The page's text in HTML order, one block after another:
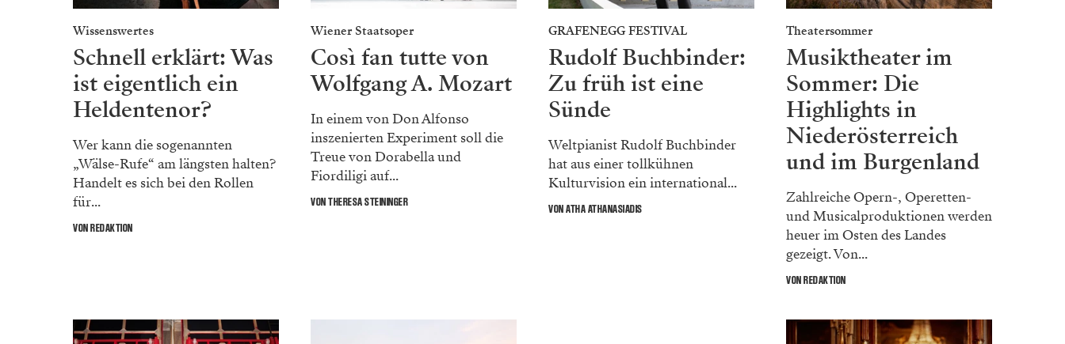
Wissenswertes
Schnell erklärt: Was
ist eigentlich ein
Heldentenor?
Wer kann die sogenannten
„Wälse-Rufe“ am längsten halten?
Handelt es sich bei den Rollen
für...
VON REDAKTION
Wiener Staatsoper
Così fan tutte von
Wolfgang A. Mozart
In einem von Don Alfonso
inszenierten Experiment soll die
Treue von Dorabella und
Fiordiligi auf...
VON THERESA STEININGER
GRAFENEGG FESTIVAL
Rudolf Buchbinder:
Zu früh ist eine
Sünde
Weltpianist Rudolf Buchbinder
hat aus einer tollkühnen
Kulturvision ein international...
VON ATHA ATHANASIADIS
Theatersommer
Musiktheater im
Sommer: Die
Highlights in
Niederösterreich
und im Burgenland
Zahlreiche Opern-, Operetten-
und Musicalproduktionen werden
heuer im Osten des Landes
gezeigt. Von...
VON REDAKTION